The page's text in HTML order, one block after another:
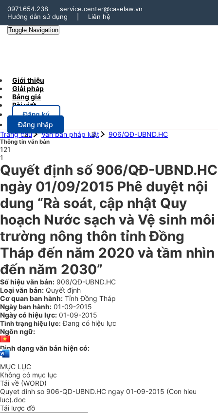
0971.654.238
service.center@caselaw.vn
Hướng dẫn sử dụng
Liên hệ
Toggle Navigation
Giới thiệu
Giải pháp
Bảng giá
Bài viết
Đăng ký
Đăng nhập
Trang chủ
Văn bản pháp luật 906/QĐ-UBND.HC
Thông tin văn bản
121
1
Quyết định số 906/QĐ-UBND.HC
ngày 01/09/2015 Phê duyệt nội
dung “Rà soát, cập nhật Quy
hoạch Nước sạch và Vệ sinh môi
trường nông thôn tỉnh Đồng
Tháp đến năm 2020 và tầm nhìn
đến năm 2030”
Số hiệu văn bản: 906/QĐ-UBND.HC
Loại văn bản: Quyết định
Cơ quan ban hành: Tỉnh Đồng Tháp
Ngày ban hành: 01-09-2015
Ngày có hiệu lực: 01-09-2015
Tình trạng hiệu lực: Đang có hiệu lực
Ngôn ngữ:
Định dạng văn bản hiện có:
MỤC LỤC
Không có mục lục
Tải về (WORD)
Quyet dinh so 906-QD-UBND.HC ngay 01-09-2015 (Con hieu
luc).doc
Tải lược đồ